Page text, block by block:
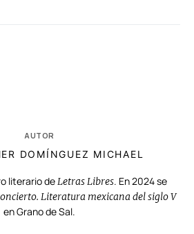
AUTOR
DOMÍNGUEZ MICHAEL
literario de Letras Libres. En 2024 se
Literatura mexicana del siglo V
en Grano de Sal.